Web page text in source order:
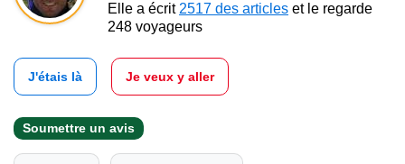
Elle a écrit 2517 des articles et le regarde
248 voyageurs
J'étais là Je veux y aller
Soumettre un avis